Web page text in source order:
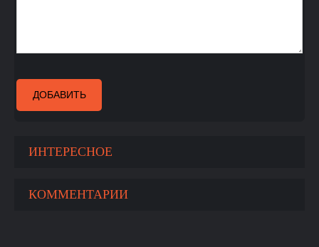
ДОБАВИТЬ
ИНТЕРЕСНОЕ
КОММЕНТАРИИ